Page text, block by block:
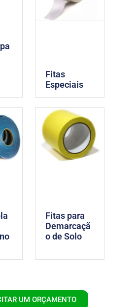
Fitas
Especiais
Fitas para
Demarcaçã
o de Solo
UM ORÇAMENTO